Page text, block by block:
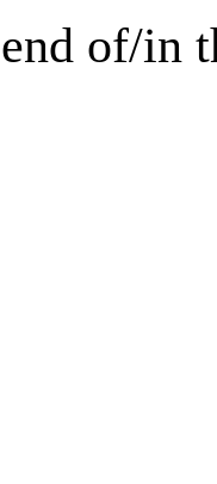
of/in